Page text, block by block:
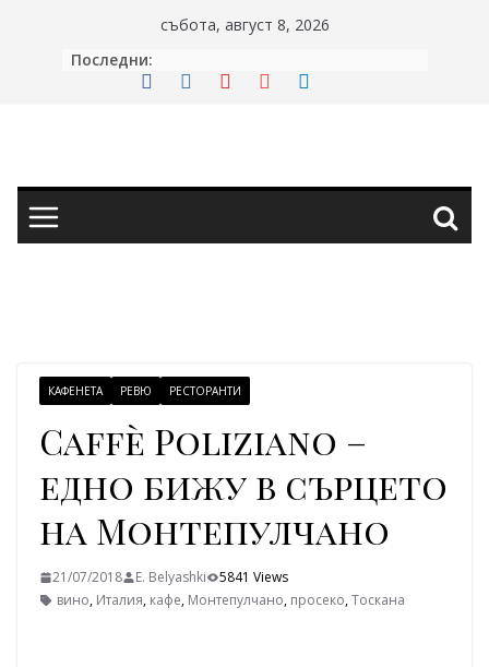
събота, август 8, 2026
Последни:
КАФЕНЕТА РЕВЮ РЕСТОРАНТИ
Caffè Poliziano –
едно бижу в сърцето
на Монтепулчано
21/07/2018 E. Belyashki
5841 Views
вино, Италия, кафе, Монтепулчано, просеко,Тоскана